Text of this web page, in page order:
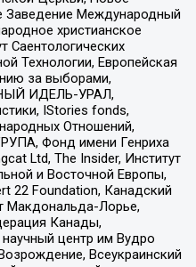
Заведение Международный
христианское
Саентологических
Технологии, Европейская
за выборами,
ИДЕЛЬ-УРАЛ,
IStories fonds,
Отношений,
Фонд имени Генриха
Ltd, The Insider, Институт
и Восточной Европы,
22 Foundation, Канадский
Макдональда-Лорье,
Канады,
центр им Вудро
Всеукраинский